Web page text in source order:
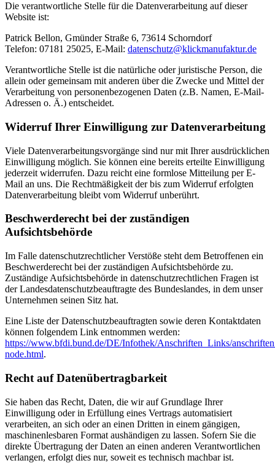
Die verantwortliche Stelle für die Datenverarbeitung auf dieser
Website ist:
Patrick Bellon, Gmünder Straße 6, 73614 Schorndorf
Telefon: 07181 25025, E-Mail: datenschutz@klickmanufaktur.de
Verantwortliche Stelle ist die natürliche oder juristische Person, die
allein oder gemeinsam mit anderen über die Zwecke und Mittel der
Verarbeitung von personenbezogenen Daten (z.B. Namen, E-Mail-
Adressen o. Ä.) entscheidet.
Widerruf Ihrer Einwilligung zur Datenverarbeitung
Viele Datenverarbeitungsvorgänge sind nur mit Ihrer ausdrücklichen
Einwilligung möglich. Sie können eine bereits erteilte Einwilligung
jederzeit widerrufen. Dazu reicht eine formlose Mitteilung per E-
Mail an uns. Die Rechtmäßigkeit der bis zum Widerruf erfolgten
Datenverarbeitung bleibt vom Widerruf unberührt.
Beschwerderecht bei der zuständigen
Aufsichtsbehörde
Im Falle datenschutzrechtlicher Verstöße steht dem Betroffenen ein
Beschwerderecht bei der zuständigen Aufsichtsbehörde zu.
Zuständige Aufsichtsbehörde in datenschutzrechtlichen Fragen ist
der Landesdatenschutzbeauftragte des Bundeslandes, in dem unser
Unternehmen seinen Sitz hat.
Eine Liste der Datenschutzbeauftragten sowie deren Kontaktdaten
können folgendem Link entnommen werden:
https://www.bfdi.bund.de/DE/Infothek/Anschriften_Links/
node.html.
Recht auf Datenübertragbarkeit
Sie haben das Recht, Daten, die wir auf Grundlage Ihrer
Einwilligung oder in Erfüllung eines Vertrags automatisiert
verarbeiten, an sich oder an einen Dritten in einem gängigen,
maschinenlesbaren Format aushändigen zu lassen. Sofern Sie die
direkte Übertragung der Daten an einen anderen Verantwortlichen
verlangen, erfolgt dies nur, soweit es technisch machbar ist.